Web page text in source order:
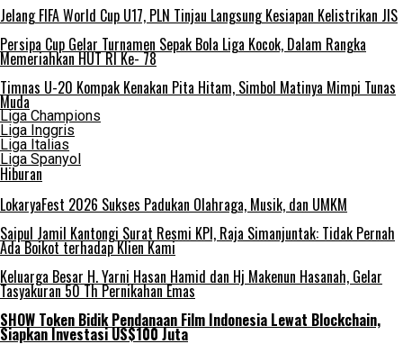
Jelang FIFA World Cup U17, PLN Tinjau Langsung Kesiapan Kelistrikan JIS
Persipa Cup Gelar Turnamen Sepak Bola Liga Kocok, Dalam Rangka
Memeriahkan HUT RI Ke- 78
Timnas U-20 Kompak Kenakan Pita Hitam, Simbol Matinya Mimpi Tunas
Muda
Liga Champions
Liga Inggris
Liga Italias
Liga Spanyol
Hiburan
LokaryaFest 2026 Sukses Padukan Olahraga, Musik, dan UMKM
Saipul Jamil Kantongi Surat Resmi KPI, Raja Simanjuntak: Tidak Pernah
Ada Boikot terhadap Klien Kami
Keluarga Besar H. Yarni Hasan Hamid dan Hj Makenun Hasanah, Gelar
Tasyakuran 50 Th Pernikahan Emas
SHOW Token Bidik Pendanaan Film Indonesia Lewat Blockchain,
Siapkan Investasi US$100 Juta